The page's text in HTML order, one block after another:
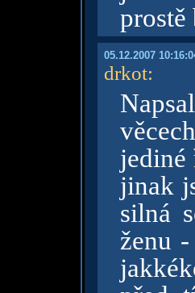
prostě
05.12.2007
drkot:
jediné
jinak
silná
ženu